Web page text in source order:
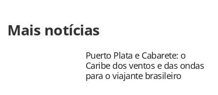
https://www.panrotas.com.br/mercado/operadoras/
leva-agentes-para-tour-de-quadriciclo-no-
página. Todo o conteúdo produzido pela PANROTAS
Editora é protegido pela legislação brasileira sobre direito
autoral. Não reproduza o conteúdo sem autorização da
Mais notícias
Puerto Plata e Cabarete: o
Caribe dos ventos e das ondas
para o viajante brasileiro